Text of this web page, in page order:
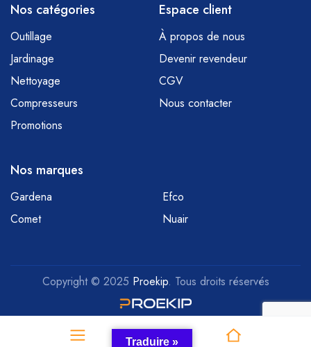
Nos catégories
Outillage
Jardinage
Nettoyage
Compresseurs
Promotions
Espace client
À propos de nous
Devenir revendeur
CGV
Nous contacter
Nos marques
Gardena
Efco
Comet
Nuair
Copyright © 2025 Proekip. Tous droits réservés
Traduire »